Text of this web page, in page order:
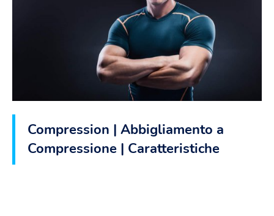
Compression | Abbigliamento a
Compressione | Caratteristiche